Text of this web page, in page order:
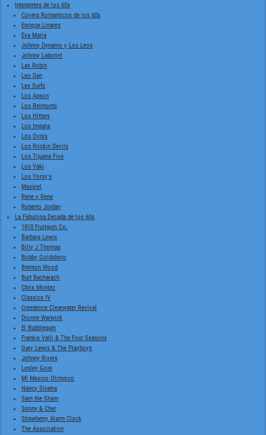
Interpretes de los 60s
Covers Romanticos de los 60s
Enrique Linares
Eva Maria
Johnny Dynamo y Los Leos
Johnny Laboriel
Las Robin
Leo Dan
Les Surfs
Los Apson
Los Belmonts
Los Hitters
Los Impala
Los Ovnis
Los Rockin Devils
Los Tijuana Five
Los Yaki
Los Yorsy's
Massiel
Rene y Rene
Roberto Jordan
La Fabulosa Decada de los 60s
1910 Fruitgum Co.
Barbara Lewis
Billy J Thomas
Bobby Goldsboro
Brenton Wood
Burt Bacharach
Chris Montez
Classics IV
Creedence Clearwater Revival
Dionne Warwick
El Bubblegum
Frankie Valli & The Four Seasons
Gary Lewis & The Playboys
Johnny Rivers
Lesley Gore
Mi Mexico Olimpico
Nancy Sinatra
Sam the Sham
Sonny & Cher
Strawberry Alarm Clock
The Association